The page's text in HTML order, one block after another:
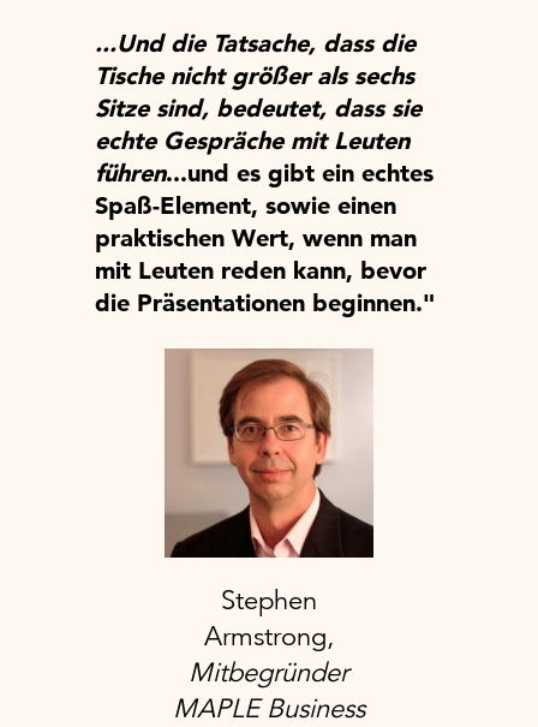
...Und die Tatsache, dass die
Tische nicht größer als sechs
Sitze sind, bedeutet, dass sie
echte Gespräche mit Leuten
führen...und es gibt ein echtes
Spaß-Element, sowie einen
praktischen Wert, wenn man
mit Leuten reden kann, bevor
die Präsentationen beginnen."
Stephen
Armstrong,
Mitbegründer
MAPLE Business